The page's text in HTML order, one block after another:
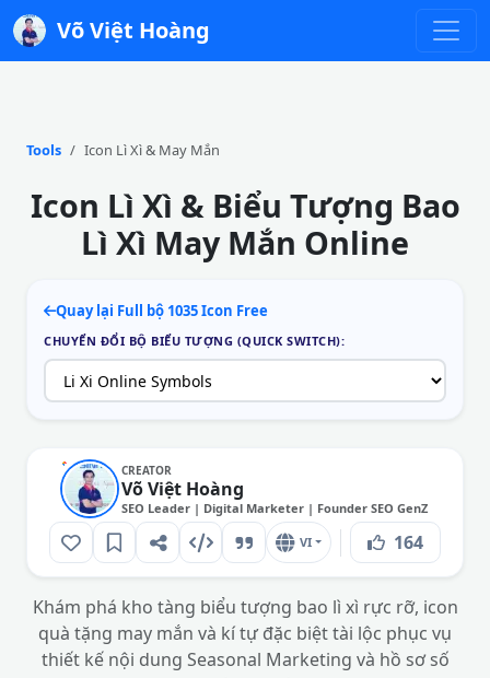
Võ Việt Hoàng
Tools Icon Lì Xì & May Mắn
Icon Lì Xì & Biểu Tượng Bao
Lì Xì May Mắn Online
Quay lại Full bộ 1035 Icon Free
CHUYỂN ĐỔI BỘ BIỂU TƯỢNG (QUICK SWITCH):
CREATOR
Võ Việt Hoàng
SEO Leader | Digital Marketer | Founder SEO GenZ
VI 164
Khám phá kho tàng biểu tượng bao lì xì rực rỡ, icon
quà tặng may mắn và kí tự đặc biệt tài lộc phục vụ
thiết kế nội dung Seasonal Marketing và hồ sơ số